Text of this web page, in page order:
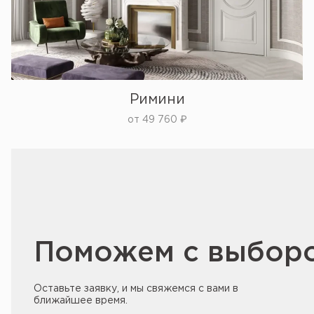
Римини
от 49 760 ₽
Поможем с
Оставьте заявку, и мы свяжемся с вами в
ближайшее время.